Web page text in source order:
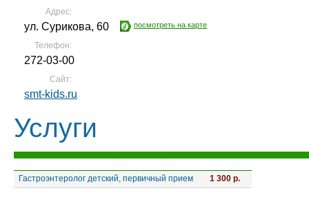
Адрес:
ул. Сурикова, 60 посмотреть на карте
Телефон:
272-03-00
Сайт:
smt-kids.ru
Услуги
Гастроэнтеролог детский, первичный прием 1 300 р.